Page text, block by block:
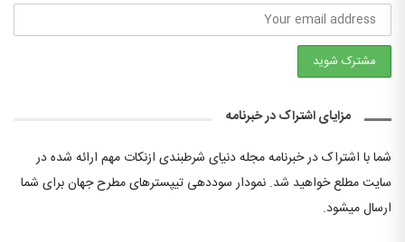
مزایای اشتراک در خبرنامه
شما با اشتراک در خبرنامه مجله دنیای شرطبندی ازنکات مهم ارائه شده در
سایت مطلع خواهید شد. نمودار سوددهی تیپسترهای مطرح جهان برای شما
ارسال میشود.